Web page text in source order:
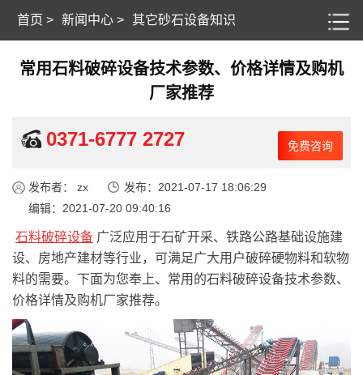
首页 > 新闻中心 > 其它砂石设备知识
常用石料破碎设备技术参数、价格详情及购机
厂家推荐
0371-6777 2727 免费咨询
发布者： zx
发布：2021-07-17 18:06:29
编辑：2021-07-20 09:40:16
石料破碎设备 广泛应用于石矿开采、铁路公路基础设施建
设、房地产建材等行业，可满足广大用户破碎硬物料和软物
料的需要。下面为您奉上、常用的石料破碎设备技术参数、
价格详情及购机厂家推荐。